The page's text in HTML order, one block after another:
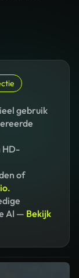
gebruik
HD-
of
AI — Bekijk